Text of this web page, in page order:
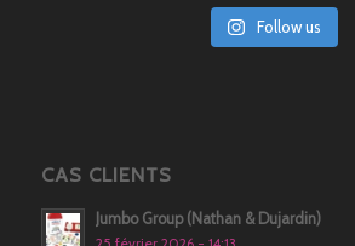
Follow us
CAS CLIENTS
Jumbo Group (Nathan & Dujardin)